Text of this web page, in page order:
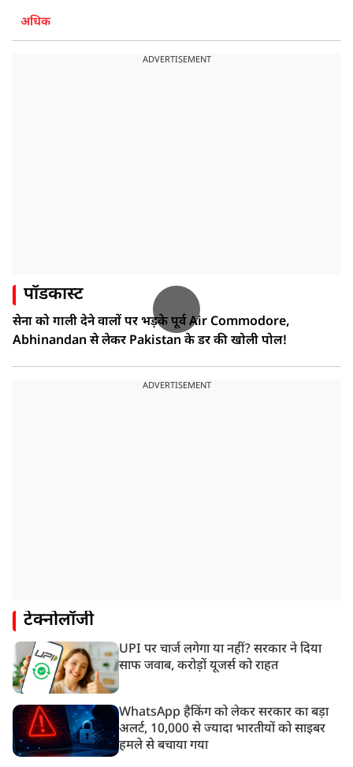
अधिक
ADVERTISEMENT
पॉडकास्ट
सेना को गाली देने वालों पर भड़के पूर्व Air Commodore,
Abhinandan से लेकर Pakistan के डर की खोली पोल!
ADVERTISEMENT
टेक्नोलॉजी
UPI पर चार्ज लगेगा या नहीं? सरकार ने दिया
साफ जवाब, करोड़ों यूजर्स को राहत
WhatsApp हैकिंग को लेकर सरकार का बड़ा
अलर्ट, 10,000 से ज्यादा भारतीयों को साइबर
हमले से बचाया गया